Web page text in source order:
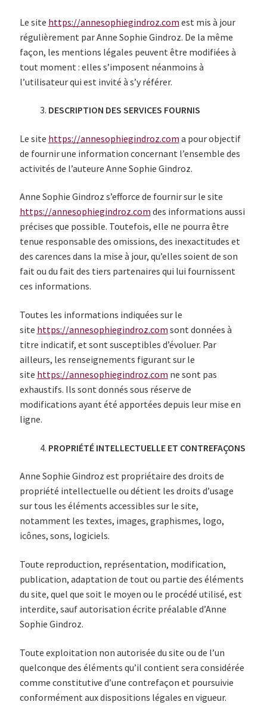
Le site https://annesophiegindroz.com est mis à jour
régulièrement par Anne Sophie Gindroz. De la même
façon, les mentions légales peuvent être modifiées à
tout moment : elles s’imposent néanmoins à
l’utilisateur qui est invité à s’y référer.
DESCRIPTION DES SERVICES FOURNIS
Le site https://annesophiegindroz.com a pour objectif
de fournir une information concernant l’ensemble des
activités de l’auteure Anne Sophie Gindroz.
Anne Sophie Gindroz s’efforce de fournir sur le site
https://annesophiegindroz.com des informations aussi
précises que possible. Toutefois, elle ne pourra être
tenue responsable des omissions, des inexactitudes et
des carences dans la mise à jour, qu’elles soient de son
fait ou du fait des tiers partenaires qui lui fournissent
ces informations.
Toutes les informations indiquées sur le
site https://annesophiegindroz.com sont données à
titre indicatif, et sont susceptibles d’évoluer. Par
ailleurs, les renseignements figurant sur le
site https://annesophiegindroz.com ne sont pas
exhaustifs. Ils sont donnés sous réserve de
modifications ayant été apportées depuis leur mise en
ligne.
PROPRIÉTÉ INTELLECTUELLE ET CONTREFAÇONS
Anne Sophie Gindroz est propriétaire des droits de
propriété intellectuelle ou détient les droits d’usage
sur tous les éléments accessibles sur le site,
notamment les textes, images, graphismes, logo,
icônes, sons, logiciels.
Toute reproduction, représentation, modification,
publication, adaptation de tout ou partie des éléments
du site, quel que soit le moyen ou le procédé utilisé, est
interdite, sauf autorisation écrite préalable d’Anne
Sophie Gindroz.
Toute exploitation non autorisée du site ou de l’un
quelconque des éléments qu’il contient sera considérée
comme constitutive d’une contrefaçon et poursuivie
conformément aux dispositions légales en vigueur.